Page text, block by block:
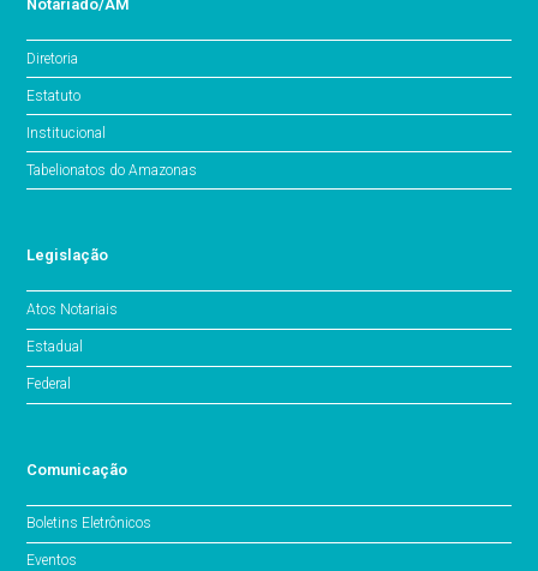
Notariado/AM
Diretoria
Estatuto
Institucional
Tabelionatos do Amazonas
Legislação
Atos Notariais
Estadual
Federal
Comunicação
Boletins Eletrônicos
Eventos